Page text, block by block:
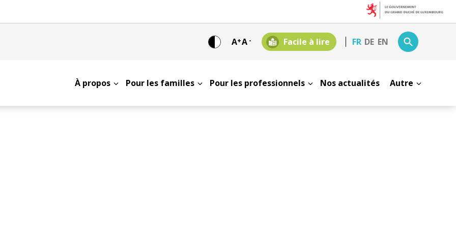
A+A - Facile à lire FR DE EN
À propos
Pour les familles Pour les professionnels Nos actualités Autre